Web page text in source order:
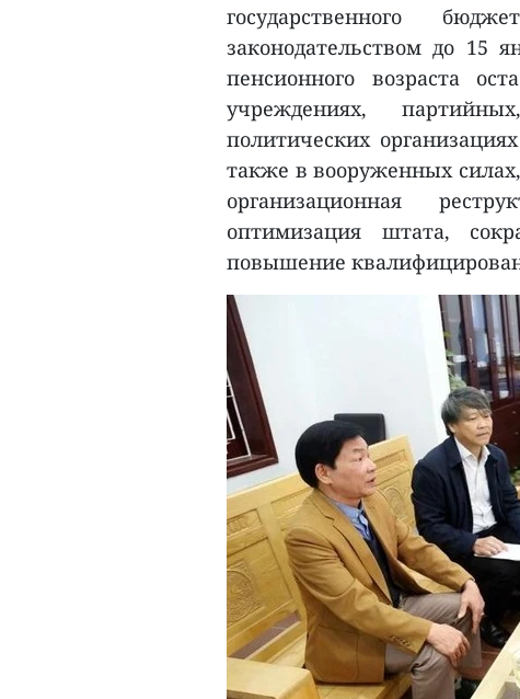
государственного
законодательством до 15
пенсионного возраста
учреждениях,
политических
также в вооруженных
организационная
оптимизация штата,
повышение